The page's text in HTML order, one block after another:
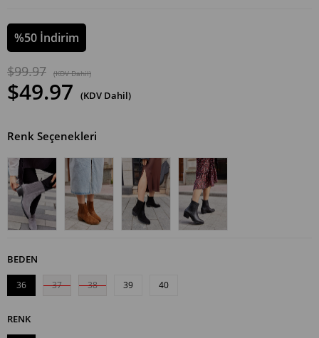
%50 İndirim
$99.97 (KDV Dahil)
$49.97 (KDV Dahil)
Renk Seçenekleri
BEDEN
36 37 38 39 40
RENK